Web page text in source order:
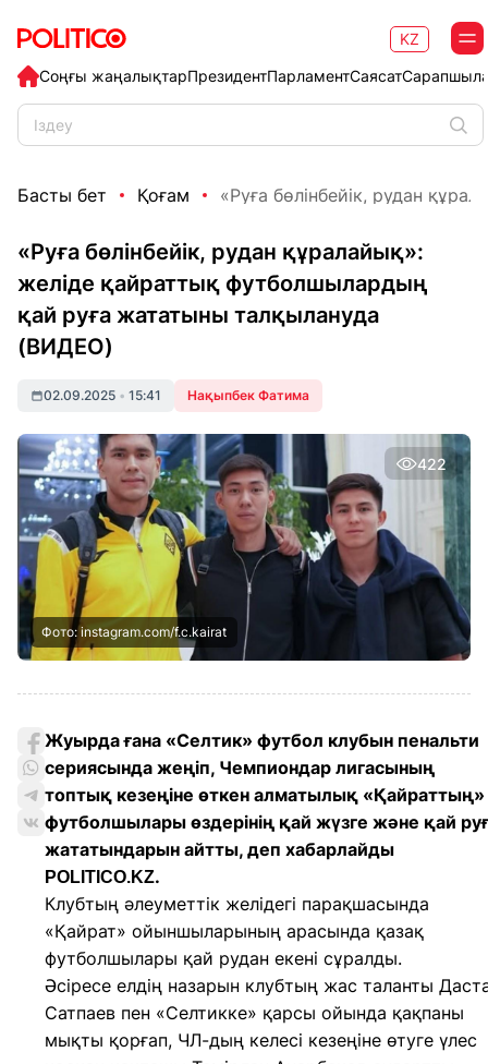
Соңғы жаңалықтарПрезидентПарламентСаясат
KZ
Басты бет Қоғам «Руға бөлінбейік, рудан
«Руға бөлінбейік, рудан құралайық»:
желіде қайраттық футболшылардың
қай руға жататыны талқылануда
(ВИДЕО)
02.09.2025 • 15:41 Нақыпбек Фатима
422
Фото: instagram.com/f.c.kairat
Жуырда ғана «Селтик» футбол клубын пенальти
сериясында жеңіп, Чемпиондар лигасының
топтық кезеңіне өткен алматылық «Қайраттың»
футболшылары өздерінің қай жүзге және қай
жататындарын айтты, деп хабарлайды
POLITICO.KZ.
Клубтың әлеуметтік желідегі парақшасында
«Қайрат» ойыншыларының арасында қазақ
футболшылары қай рудан екені сұралды.
Әсіресе елдің назарын клубтың жас таланты
Сатпаев пен «Селтикке» қарсы ойында қақпаны
мықты қорғап, ЧЛ-дың келесі кезеңіне өтуге үлес